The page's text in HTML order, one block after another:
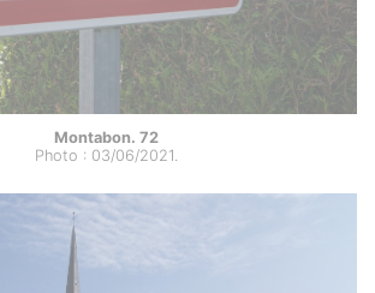
Montabon. 72
Photo : 03/06/2021.